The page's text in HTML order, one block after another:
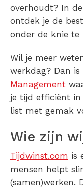
overhoudt? In de
ontdek je de
onder de knie te
Wil je meer
werkdag? Dan is
Management
je tijd efficiënt
list met gemak
Wie zijn
Tijdwinst.com is
mensen helpt
(samen)werken.